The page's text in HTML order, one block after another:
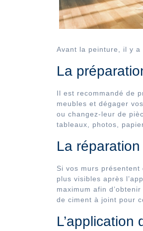
Avant la peinture, il y a
La
Il est recommandé de
meubles et dégager
ou changez-leur de
tableaux, photos,
La
Si vos murs
plus visibles après
maximum afin
de ciment à joint pour
L’application